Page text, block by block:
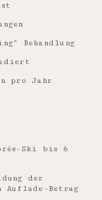
Behandlung
pro Jahr
Ski bis 6
der
Auflade-Betrag